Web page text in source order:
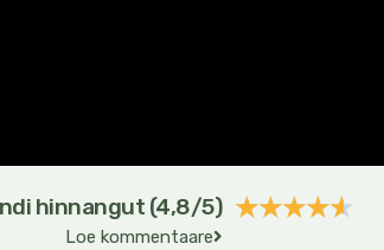
hinnangut (4,8/5) ★★★★★
Loe kommentaare